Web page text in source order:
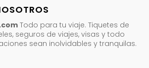
Todo para tu viaje. Tiquetes de
seguros de viajes, visas y todo
sean inolvidables y tranquilas.